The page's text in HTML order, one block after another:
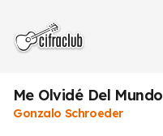
Me Olvidé Del Mundo
Gonzalo Schroeder